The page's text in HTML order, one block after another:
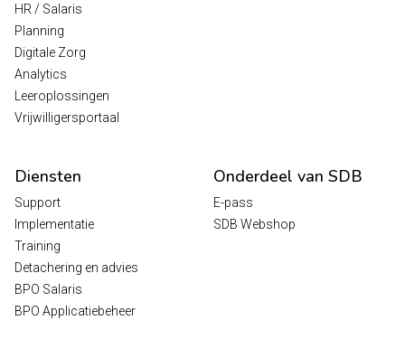
HR / Salaris
Planning
Digitale Zorg
Analytics
Leeroplossingen
Vrijwilligersportaal
Diensten
Support
Implementatie
Training
Detachering en advies
BPO Salaris
BPO Applicatiebeheer
Onderdeel van SDB
E-pass
SDB Webshop